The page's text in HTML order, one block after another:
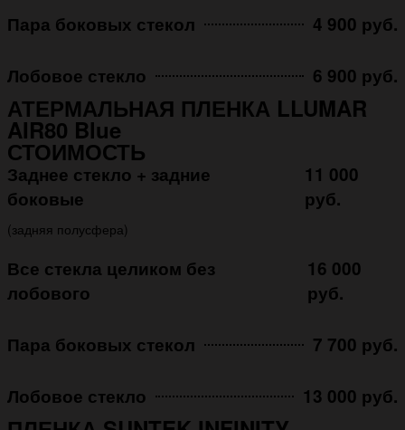
Пара боковых стекол 4 900 руб.
Лобовое стекло 6 900 руб.
АТЕРМАЛЬНАЯ ПЛЕНКА LLUMAR
AIR80 Blue
СТОИМОСТЬ
Заднее стекло + задние
боковые
11 000
руб.
(задняя полусфера)
Все стекла целиком без
лобового
16 000
руб.
Пара боковых стекол 7 700 руб.
Лобовое стекло 13 000 руб.